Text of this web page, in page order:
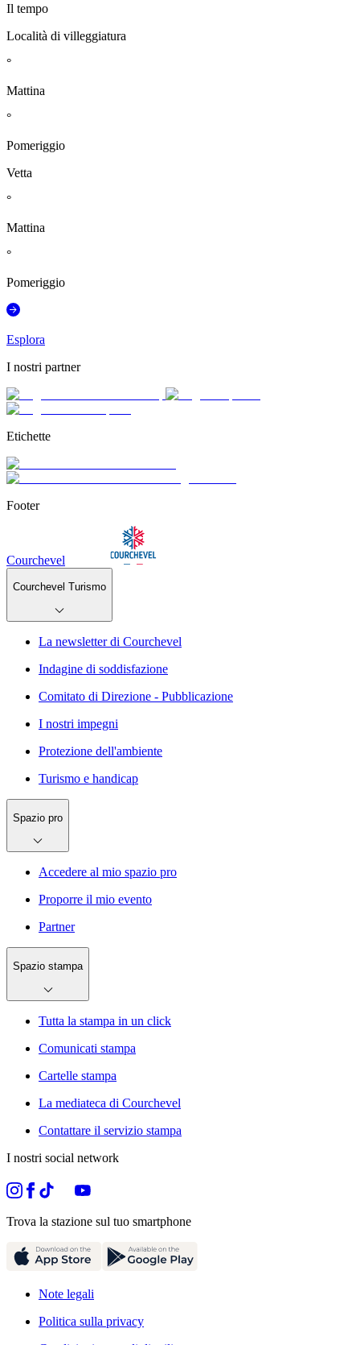
Il tempo
Località di villeggiatura
°
Mattina
°
Pomeriggio
Vetta
°
Mattina
°
Pomeriggio
Esplora
I nostri partner
Etichette
Footer
Courchevel
Courchevel Turismo
La newsletter di Courchevel
Indagine di soddisfazione
Comitato di Direzione - Pubblicazione
I nostri impegni
Protezione dell'ambiente
Turismo e handicap
Spazio pro
Accedere al mio spazio pro
Proporre il mio evento
Partner
Spazio stampa
Tutta la stampa in un click
Comunicati stampa
Cartelle stampa
La mediateca di Courchevel
Contattare il servizio stampa
I nostri social network
Trova la stazione sul tuo smartphone
Note legali
Politica sulla privacy